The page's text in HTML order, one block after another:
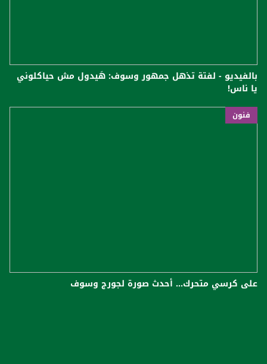
بالفيديو - لفتة تذهل جمهور وسوف: هَيدول مش حياكلوني
يا ناس!
فنون
على كرسي متحرك... أحدث صورة لجورج وسوف